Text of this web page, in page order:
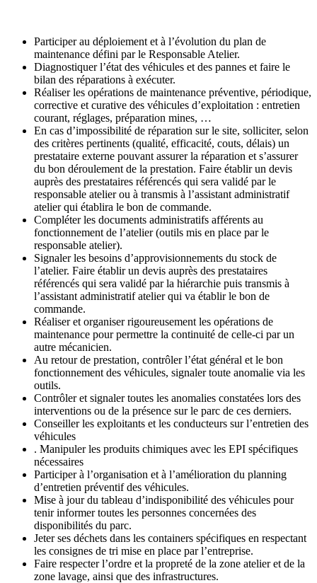
Participer au déploiement et à l’évolution du plan de
maintenance défini par le Responsable Atelier.
Diagnostiquer l’état des véhicules et des pannes et faire le
bilan des réparations à exécuter.
Réaliser les opérations de maintenance préventive, périodique,
corrective et curative des véhicules d’exploitation : entretien
courant, réglages, préparation mines, …
En cas d’impossibilité de réparation sur le site, solliciter, selon
des critères pertinents (qualité, efficacité, couts, délais) un
prestataire externe pouvant assurer la réparation et s’assurer
du bon déroulement de la prestation. Faire établir un devis
auprès des prestataires référencés qui sera validé par le
responsable atelier ou à transmis à l’assistant administratif
atelier qui établira le bon de commande.
Compléter les documents administratifs afférents au
fonctionnement de l’atelier (outils mis en place par le
responsable atelier).
Signaler les besoins d’approvisionnements du stock de
l’atelier. Faire établir un devis auprès des prestataires
référencés qui sera validé par la hiérarchie puis transmis à
l’assistant administratif atelier qui va établir le bon de
commande.
Réaliser et organiser rigoureusement les opérations de
maintenance pour permettre la continuité de celle-ci par un
autre mécanicien.
Au retour de prestation, contrôler l’état général et le bon
fonctionnement des véhicules, signaler toute anomalie via les
outils.
Contrôler et signaler toutes les anomalies constatées lors des
interventions ou de la présence sur le parc de ces derniers.
Conseiller les exploitants et les conducteurs sur l’entretien des
véhicules
. Manipuler les produits chimiques avec les EPI spécifiques
nécessaires
Participer à l’organisation et à l’amélioration du planning
d’entretien préventif des véhicules.
Mise à jour du tableau d’indisponibilité des véhicules pour
tenir informer toutes les personnes concernées des
disponibilités du parc.
Jeter ses déchets dans les containers spécifiques en respectant
les consignes de tri mise en place par l’entreprise.
Faire respecter l’ordre et la propreté de la zone atelier et de la
zone lavage, ainsi que des infrastructures.